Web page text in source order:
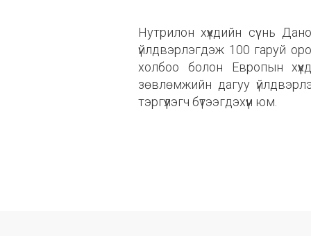
Нутрилон хүүхдийн сүү нь
үйлдвэрлэгдэж 100 гаруй
холбоо болон Европын
зөвлөмжийн дагуу
тэргүүлэгч бүтээгдэхүүн юм.